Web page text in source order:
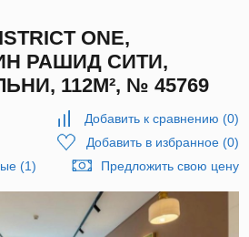
ONE,
РАШИД СИТИ,
112М², № 45769
Добавить к сравнению (0)
Добавить в избранное(0)
(1)
Предложить свою цену